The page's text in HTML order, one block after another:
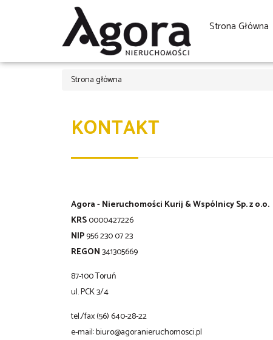
Strona Główna
Strona główna
KONTAKT
Agora - Nieruchomości Kurij & Wspólnicy Sp. z o.o.
KRS0000427226
NIP956 230 07 23
REGON341305669
87-100 Toruń
ul. PCK 3/4
tel./fax (56) 640-28-22
e-mail: biuro@agoranieruchomosci.pl